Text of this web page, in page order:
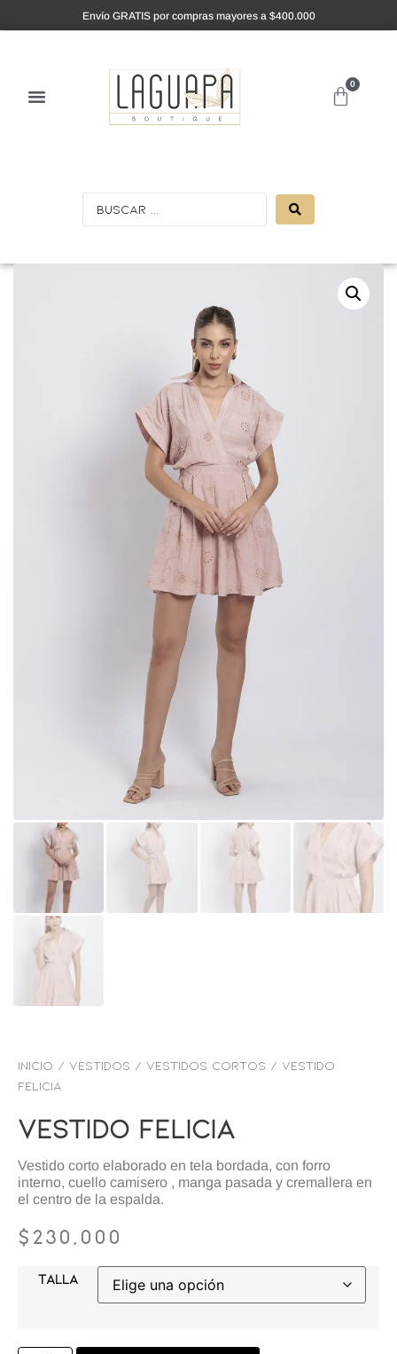
Envío GRATIS por compras mayores a $400.000
0
Inicio / VESTIDOS / Vestidos Cortos / Vestido
felicia
Vestido Felicia
Vestido corto elaborado en tela bordada, con forro
interno, cuello camisero , manga pasada y cremallera en
el centro de la espalda.
$230,000
TALLA